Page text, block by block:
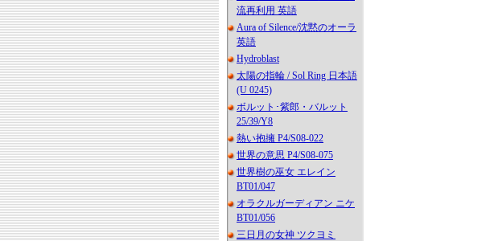
流再利用 英語
Aura of Silence/沈黙のオーラ
英語
Hydroblast
太陽の指輪 / Sol Ring 日本語
(U 0245)
ボルット･紫郎・バルット
25/39/Y8
熱い抱擁 P4/S08-022
世界の意思 P4/S08-075
世界樹の巫女 エレイン
BT01/047
オラクルガーディアン ニケ
BT01/056
三日月の女神 ツクヨミ